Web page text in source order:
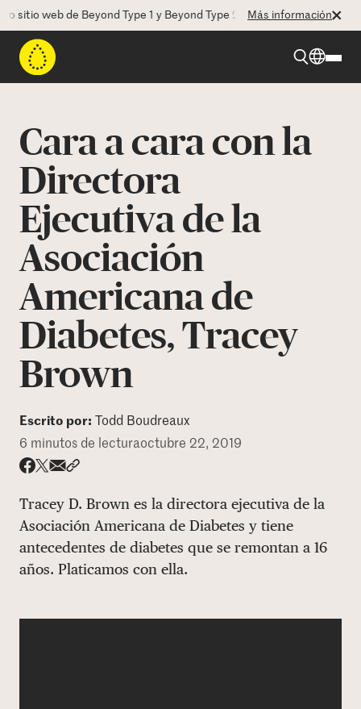
web de Beyond Type 1 y Beyond Type 2! La CEO Deborah Dugan
Más información
Recursos
Programas
Quienes somos
Cara a cara con la
Directora
Ejecutiva de la
Asociación
Americana de
Diabetes, Tracey
Brown
Escrito por: Todd Boudreaux
6 minutos de lecturaoctubre 22, 2019
Tracey D. Brown es la directora ejecutiva de la
Asociación Americana de Diabetes y tiene
antecedentes de diabetes que se remontan a 16
años. Platicamos con ella.